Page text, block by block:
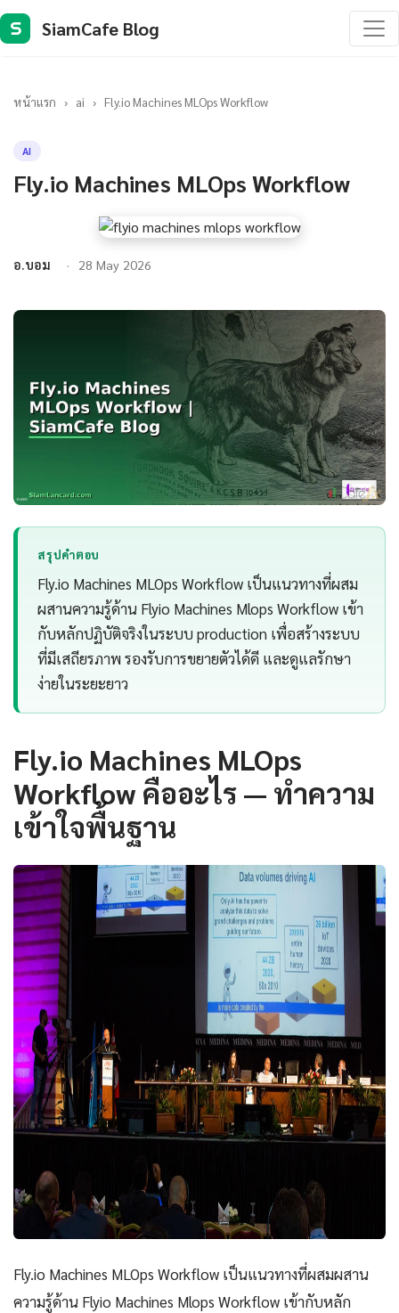
S SiamCafe Blog
หน้าแรก › ai › Fly.io Machines MLOps Workflow
AI
Fly.io Machines MLOps Workflow
อ.บอม 28 May 2026
สรุปคำตอบ
Fly.io Machines MLOps Workflow เป็นแนวทางที่ผสม
ผสานความรู้ด้าน Flyio Machines Mlops Workflow เข้า
กับหลักปฏิบัติจริงในระบบ production เพื่อสร้างระบบ
ที่มีเสถียรภาพ รองรับการขยายตัวได้ดี และดูแลรักษา
ง่ายในระยะยาว
Fly.io Machines MLOps
Workflow คืออะไร — ทำความ
เข้าใจพื้นฐาน
Fly.io Machines MLOps Workflow เป็นแนวทางที่ผสมผสาน
ความรู้ด้าน Flyio Machines Mlops Workflow เข้ากับหลัก